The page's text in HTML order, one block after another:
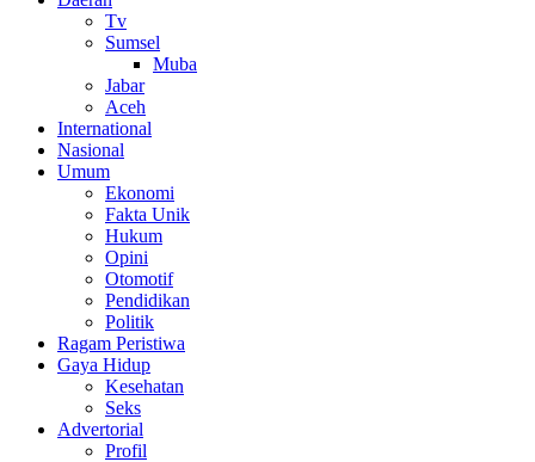
Tv
Sumsel
Muba
Jabar
Aceh
International
Nasional
Umum
Ekonomi
Fakta Unik
Hukum
Opini
Otomotif
Pendidikan
Politik
Ragam Peristiwa
Gaya Hidup
Kesehatan
Seks
Advertorial
Profil